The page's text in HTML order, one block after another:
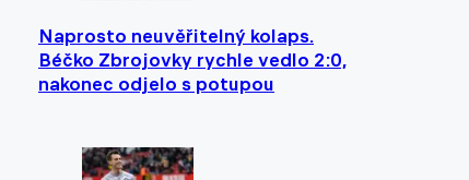
Naprosto neuvěřitelný kolaps.
Béčko Zbrojovky rychle vedlo 2:0,
nakonec odjelo s potupou